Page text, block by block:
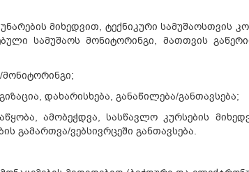
მიხედვით, ტექნიკური სამუშაოსთვის
სამუშაოს მონიტორინგი, მათთვის
მონიტორინგი;
დახარისხება, განაწილება/განთავსება;
ამობეჭდვა, სასწავლო კურსების
გამართვა/ვებსივრცეში განთავსება.